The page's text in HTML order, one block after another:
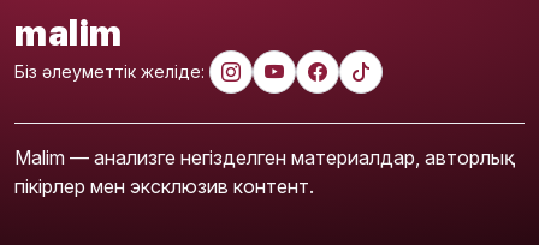
malim
Біз әлеуметтік желіде:
Malim — анализге негізделген материалдар, авторлық
пікірлер мен эксклюзив контент.